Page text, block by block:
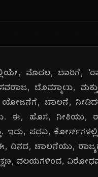
ಮೊದಲ, ಬಾರಿಗೆ,
ಬೊಮ್ಮಾಯಿ,
ಚಾಲನೆ,
ಹೊಸ, ನೀತಿಯು,
ಇದು, ಪದವಿ,
ದಿನದ, ಚಾಲನೆಯು,
ವಲಯಗಳಿಂದ,